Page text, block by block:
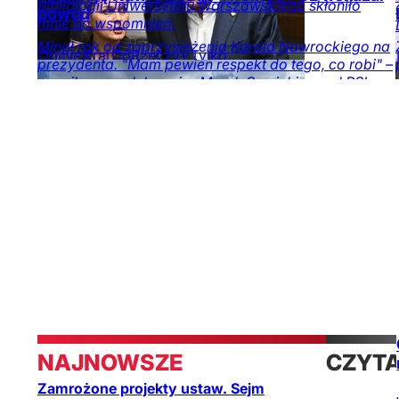
Bibliologii Uniwersytetu Warszawskiego skłoniło
mnie do wspomnień.
OpinieKrajDoRzeczy+Tylko
na DoRzeczy.pl
powód
Minął rok od zaprzysiężenia Karola Nawrockiego na
prezydenta. "Mam pewien respekt do tego, co robi" –
ocenił marszałek senior Marek Sawicki, poseł PSL.
NAJNOWSZE
Zamrożone projekty ustaw. Sejm